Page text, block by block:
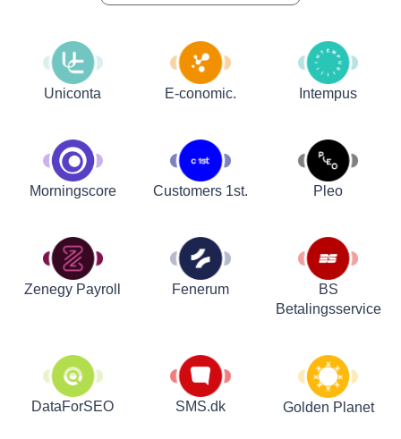
Uniconta E-conomic. Intempus
Morningscore Customers 1st. Pleo
Zenegy Payroll Fenerum
BS
Betalingsservice
DataForSEO SMS.dk Golden Planet